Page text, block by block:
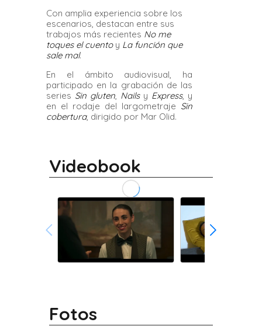
Con amplia experiencia sobre los
escenarios, destacan entre sus
trabajos más recientes No me
toques el cuentoy La función que
sale mal.
En el ámbito audiovisual, ha
participado en la grabación de las
series Sin gluten Nailsy Express, y
en el rodaje del largometraje Sin
cobertura, dirigido por Mar Olid.
Videobook
Fotos